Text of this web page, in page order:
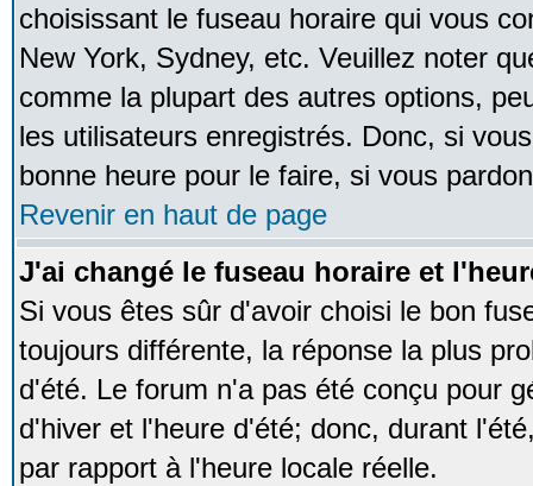
choisissant le fuseau horaire qui vous
New York, Sydney, etc. Veuillez noter
comme la plupart des autres options,
les utilisateurs enregistrés. Donc, si
bonne heure pour le faire, si vous
Revenir en haut de page
J'ai changé le fuseau horaire et
Si vous êtes sûr d'avoir choisi le bon
toujours différente, la réponse la plus
d'été. Le forum n'a pas été conçu pour
d'hiver et l'heure d'été; donc, durant
par rapport à l'heure locale réelle.